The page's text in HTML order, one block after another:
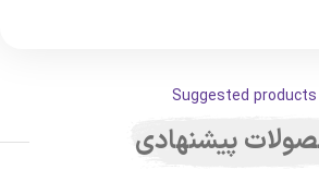
Suggested products
پیشنهادی